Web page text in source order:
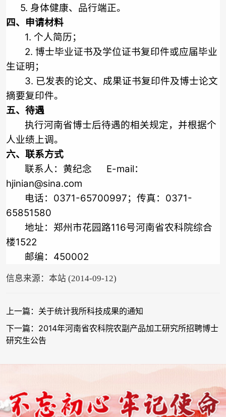
5. 身体健康、品行端正。
四、申请材料
1.个人简历；
2.博士毕业证书及学位证书复印件或应届毕业
生证明；
3. 已发表的论文、成果证书复印件及博士论文
摘要复印件。
五、待遇
执行河南省博士后待遇的相关规定，并根据个
人业绩上调。
六、联系方式
联系人：黄纪念
E-mail：
hjinian@sina.com
电话： 0371-65700997；传真： 0371-
65851580
地址：郑州市花园路116号河南省农科院综合
楼1522
邮编： 450002
信息来源：本站 (2014-09-12)
上一篇：关于统计我所科技成果的通知
下一篇：2014年河南省农科院农副产品加工研究所招聘博士
研究生公告